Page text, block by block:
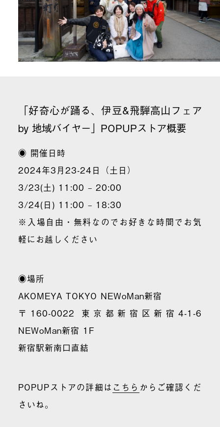
「好奇心が踊る、伊豆&飛騨高山フェア
by 地域バイヤー」POPUPストア概要
◉ 開催日時
2024年3月23-24日（土日）
3/23(土) 11:00 – 20:00
3/24(日) 11:00 – 18:30
※入場自由・無料なのでお好きな時間でお気
軽にお越しください
◉場所
AKOMEYA TOKYO NEWoMan新宿
〒160-0022 東京都新宿区新宿4-1-6
NEWoMan新宿 1F
新宿駅新南口直結
POPUPストアの詳細は こちら からご確認くだ
さいね。